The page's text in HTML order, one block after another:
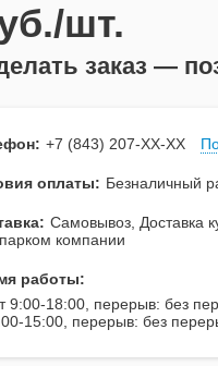
шт.
заказ —
+7 (843) 207-XX-XX
оплаты: Безналичный
Самовывоз, Доставка
компании
работы:
9:00-18:00, перерыв: без
15:00, перерыв: без